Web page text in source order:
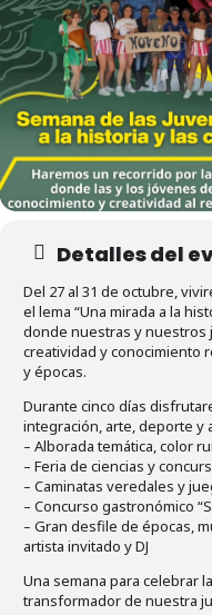
Detalles del
Del 27 al 31 de octubre,
el lema “Una mirada a la
donde nuestras y nuestros
creatividad y conocimiento
y épocas.
Durante cinco días
integración, arte, deporte y
– Alborada temática, color
– Feria de ciencias y
– Caminatas veredales y
– Concurso gastronómico
– Gran desfile de épocas,
artista invitado y DJ
Una semana para celebrar
transformador de nuestra